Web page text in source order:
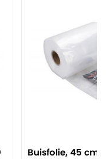
Buisfolie, 45 cm